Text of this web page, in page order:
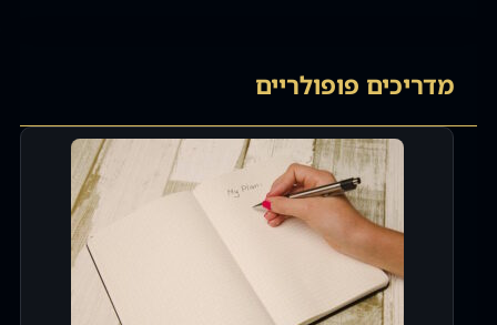
מדריכים פופולריים